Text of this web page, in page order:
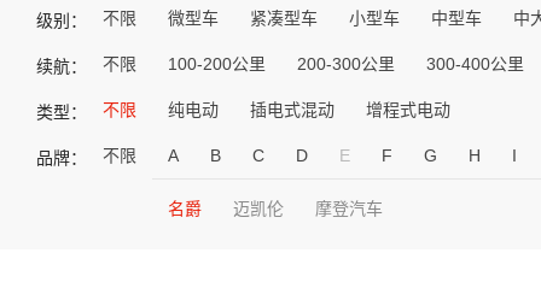
级别： 不限 微型车 紧凑型车 小型车 中型车 中
续航： 不限 100-200公里 200-300公里 300-400公里
类型： 不限 纯电动 插电式混动 增程式电动
品牌： 不限 A B C D E F G H I
名爵 迈凯伦 摩登汽车